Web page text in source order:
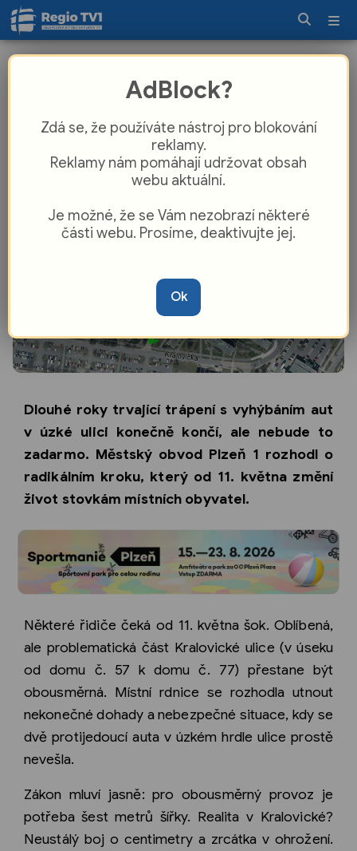
Řidiči v Kralovické se musí připravit
Dlouhé roky trvající trápení s vyhýbáním aut
v úzké ulici konečně končí, ale nebude to
zadarmo. Městský obvod Plzeň 1 rozhodl o
radikálním kroku, který od 11. května změní
život stovkám místních obyvatel.
Některé řidiče čeká od 11. května šok. Oblíbená,
ale problematická část Kralovické ulice (v úseku
od domu č. 57 k domu č. 77) přestane být
obousměrná. Místní rdnice se rozhodla utnout
nekonečné dohady a nebezpečné situace, kdy se
dvě protijedoucí auta v úzkém hrdle ulice prostě
nevešla.
Zákon mluví jasně: pro obousměrný provoz je
potřeba šest metrů šířky. Realita v Kralovické?
Neustálý boj o centimetry a zrcátka v ohrožení.
AdBlock?
Zdá se, že používáte nástroj pro blokování
reklamy.
Reklamy nám pomáhají udržovat obsah
webu aktuální.
Je možné, že se Vám nezobrazí některé
části webu. Prosíme, deaktivujte jej.
Ok